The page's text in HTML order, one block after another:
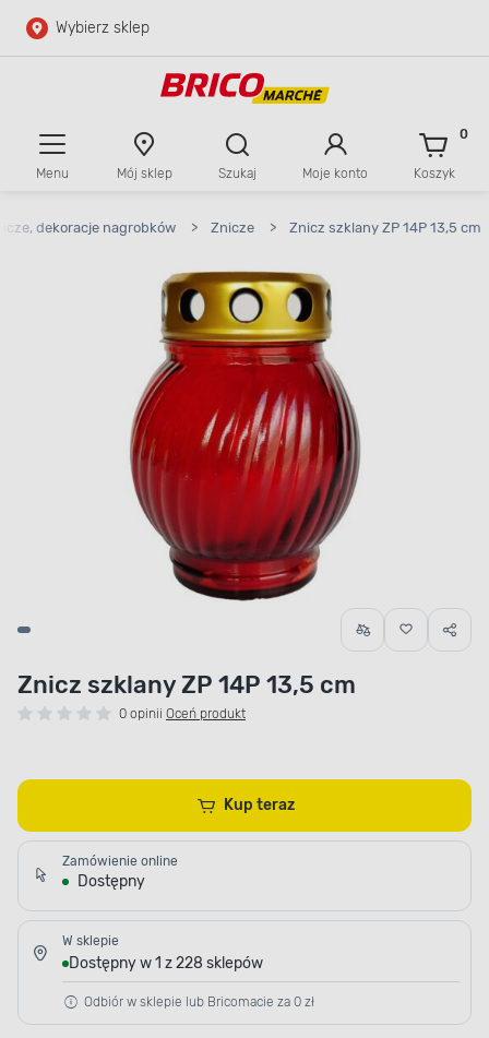
Przejdź do głównej zawartości
Wybierz sklep
Menu Mój sklep Szukaj Moje konto Koszyk
0
dekoracje nagrobków > Znicze > Znicz szklany ZP 14P 13,5 cm
Znicz szklany ZP 14P 13,5 cm
0 opinii Oceń produkt
Kup teraz
Zamówienie online
Dostępny
W sklepie
Dostępny w 1 z 228 sklepów
Odbiór w sklepie lub Bricomacie za 0 zł